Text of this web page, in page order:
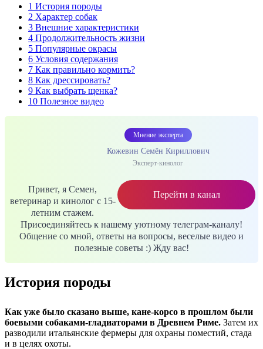
1 История породы
2 Характер собак
3 Внешние характеристики
4 Продолжительность жизни
5 Популярные окрасы
6 Условия содержания
7 Как правильно кормить?
8 Как дрессировать?
9 Как выбрать щенка?
10 Полезное видео
Мнение эксперта
Кожевин Семён Кириллович
Эксперт-кинолог
Перейти в канал
Привет, я Семен,
ветеринар и кинолог с 15-
летним стажем.
Присоединяйтесь к нашему уютному телеграм-каналу!
Общение со мной, ответы на вопросы, веселые видео и
полезные советы :) Жду вас!
История породы
Как уже было сказано выше, кане-корсо в прошлом были
боевыми собаками-гладиаторами в Древнем Риме. Затем их
разводили итальянские фермеры для охраны поместий, стада
и в целях охоты.